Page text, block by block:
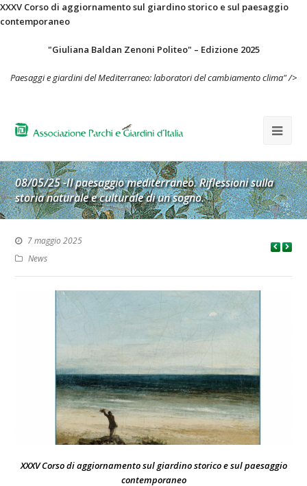
XXXV Corso di aggiornamento sul giardino storico e sul paesaggio
contemporaneo
"Giuliana Baldan Zenoni Politeo" – Edizione 2025
Paesaggi e giardini del Mediterraneo: laboratori del cambiamento clima" />
08/05/25 -Il paesaggio mediterraneo. Riflessioni sulla
storia naturale e culturale di un sogno.
7 maggio 2025
News
XXXV Corso di aggiornamento sul giardino storico e sul paesaggio
contemporaneo